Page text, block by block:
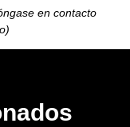
en contacto